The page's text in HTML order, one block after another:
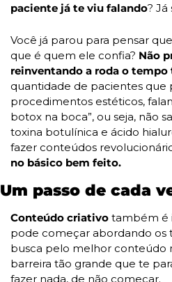
paciente já te viu falando? Já
Você já parou para pensar
que é quem ele confia? Não
reinventando a roda o tempo
quantidade de pacientes que
procedimentos estéticos,
botox na boca”, ou seja, não
toxina botulínica e ácido
fazer conteúdos
no básico bem feito.
Um passo de cada
Conteúdo criativo também é
pode começar abordando os
busca pelo melhor conteúdo
barreira tão grande que te
fazer nada, de não começar.